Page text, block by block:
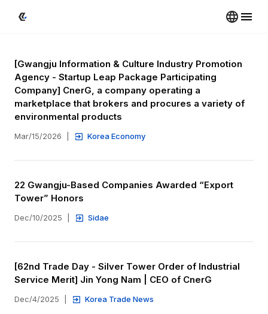
[Gwangju Information & Culture Industry Promotion
Agency - Startup Leap Package Participating
Company] CnerG, a company operating a
marketplace that brokers and procures a variety of
environmental products
Mar/15/2026 Korea Economy
22 Gwangju-Based Companies Awarded “Export
Tower” Honors
Dec/10/2025 Sidae
[62nd Trade Day - Silver Tower Order of Industrial
Service Merit] Jin Yong Nam | CEO of CnerG
Dec/4/2025 Korea Trade News